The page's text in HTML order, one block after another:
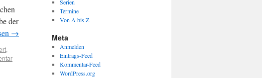
der
→
,
Serien
Termine
Von A bis Z
Meta
Anmelden
Eintrags-Feed
Kommentar-Feed
WordPress.org